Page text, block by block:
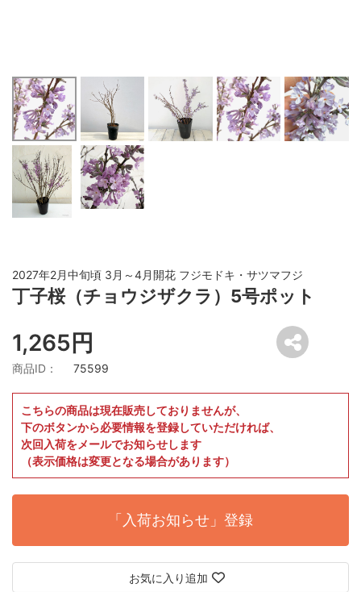
2027年2月中旬頃 3月～4月開花 フジモドキ・サツマフジ
丁子桜（チョウジザクラ）5号ポット
1,265円
商品ID： 75599
こちらの商品は現在販売しておりませんが、
下のボタンから必要情報を登録していただければ、
次回入荷をメールでお知らせします
（表示価格は変更となる場合があります）
「入荷お知らせ」登録
お気に入り追加